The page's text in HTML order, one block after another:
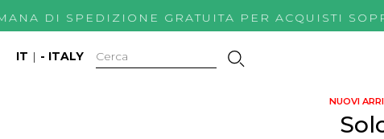
DI SPEDIZIONE GRATUITA PER
IT | - ITALY
NUOVI